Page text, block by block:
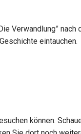
Verwandlung” nach
eintauchen.
können.